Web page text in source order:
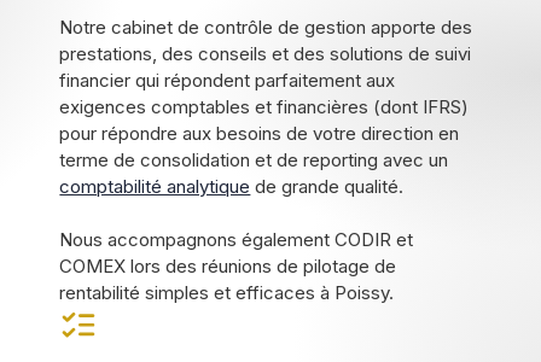
Notre cabinet de contrôle de gestion apporte des
prestations, des conseils et des solutions de suivi
financier qui répondent parfaitement aux
exigences comptables et financières (dont IFRS)
pour répondre aux besoins de votre direction en
terme de consolidation et de reporting avec un
comptabilité analytique de grande qualité.
Nous accompagnons également CODIR et
COMEX lors des réunions de pilotage de
rentabilité simples et efficaces à Poissy.